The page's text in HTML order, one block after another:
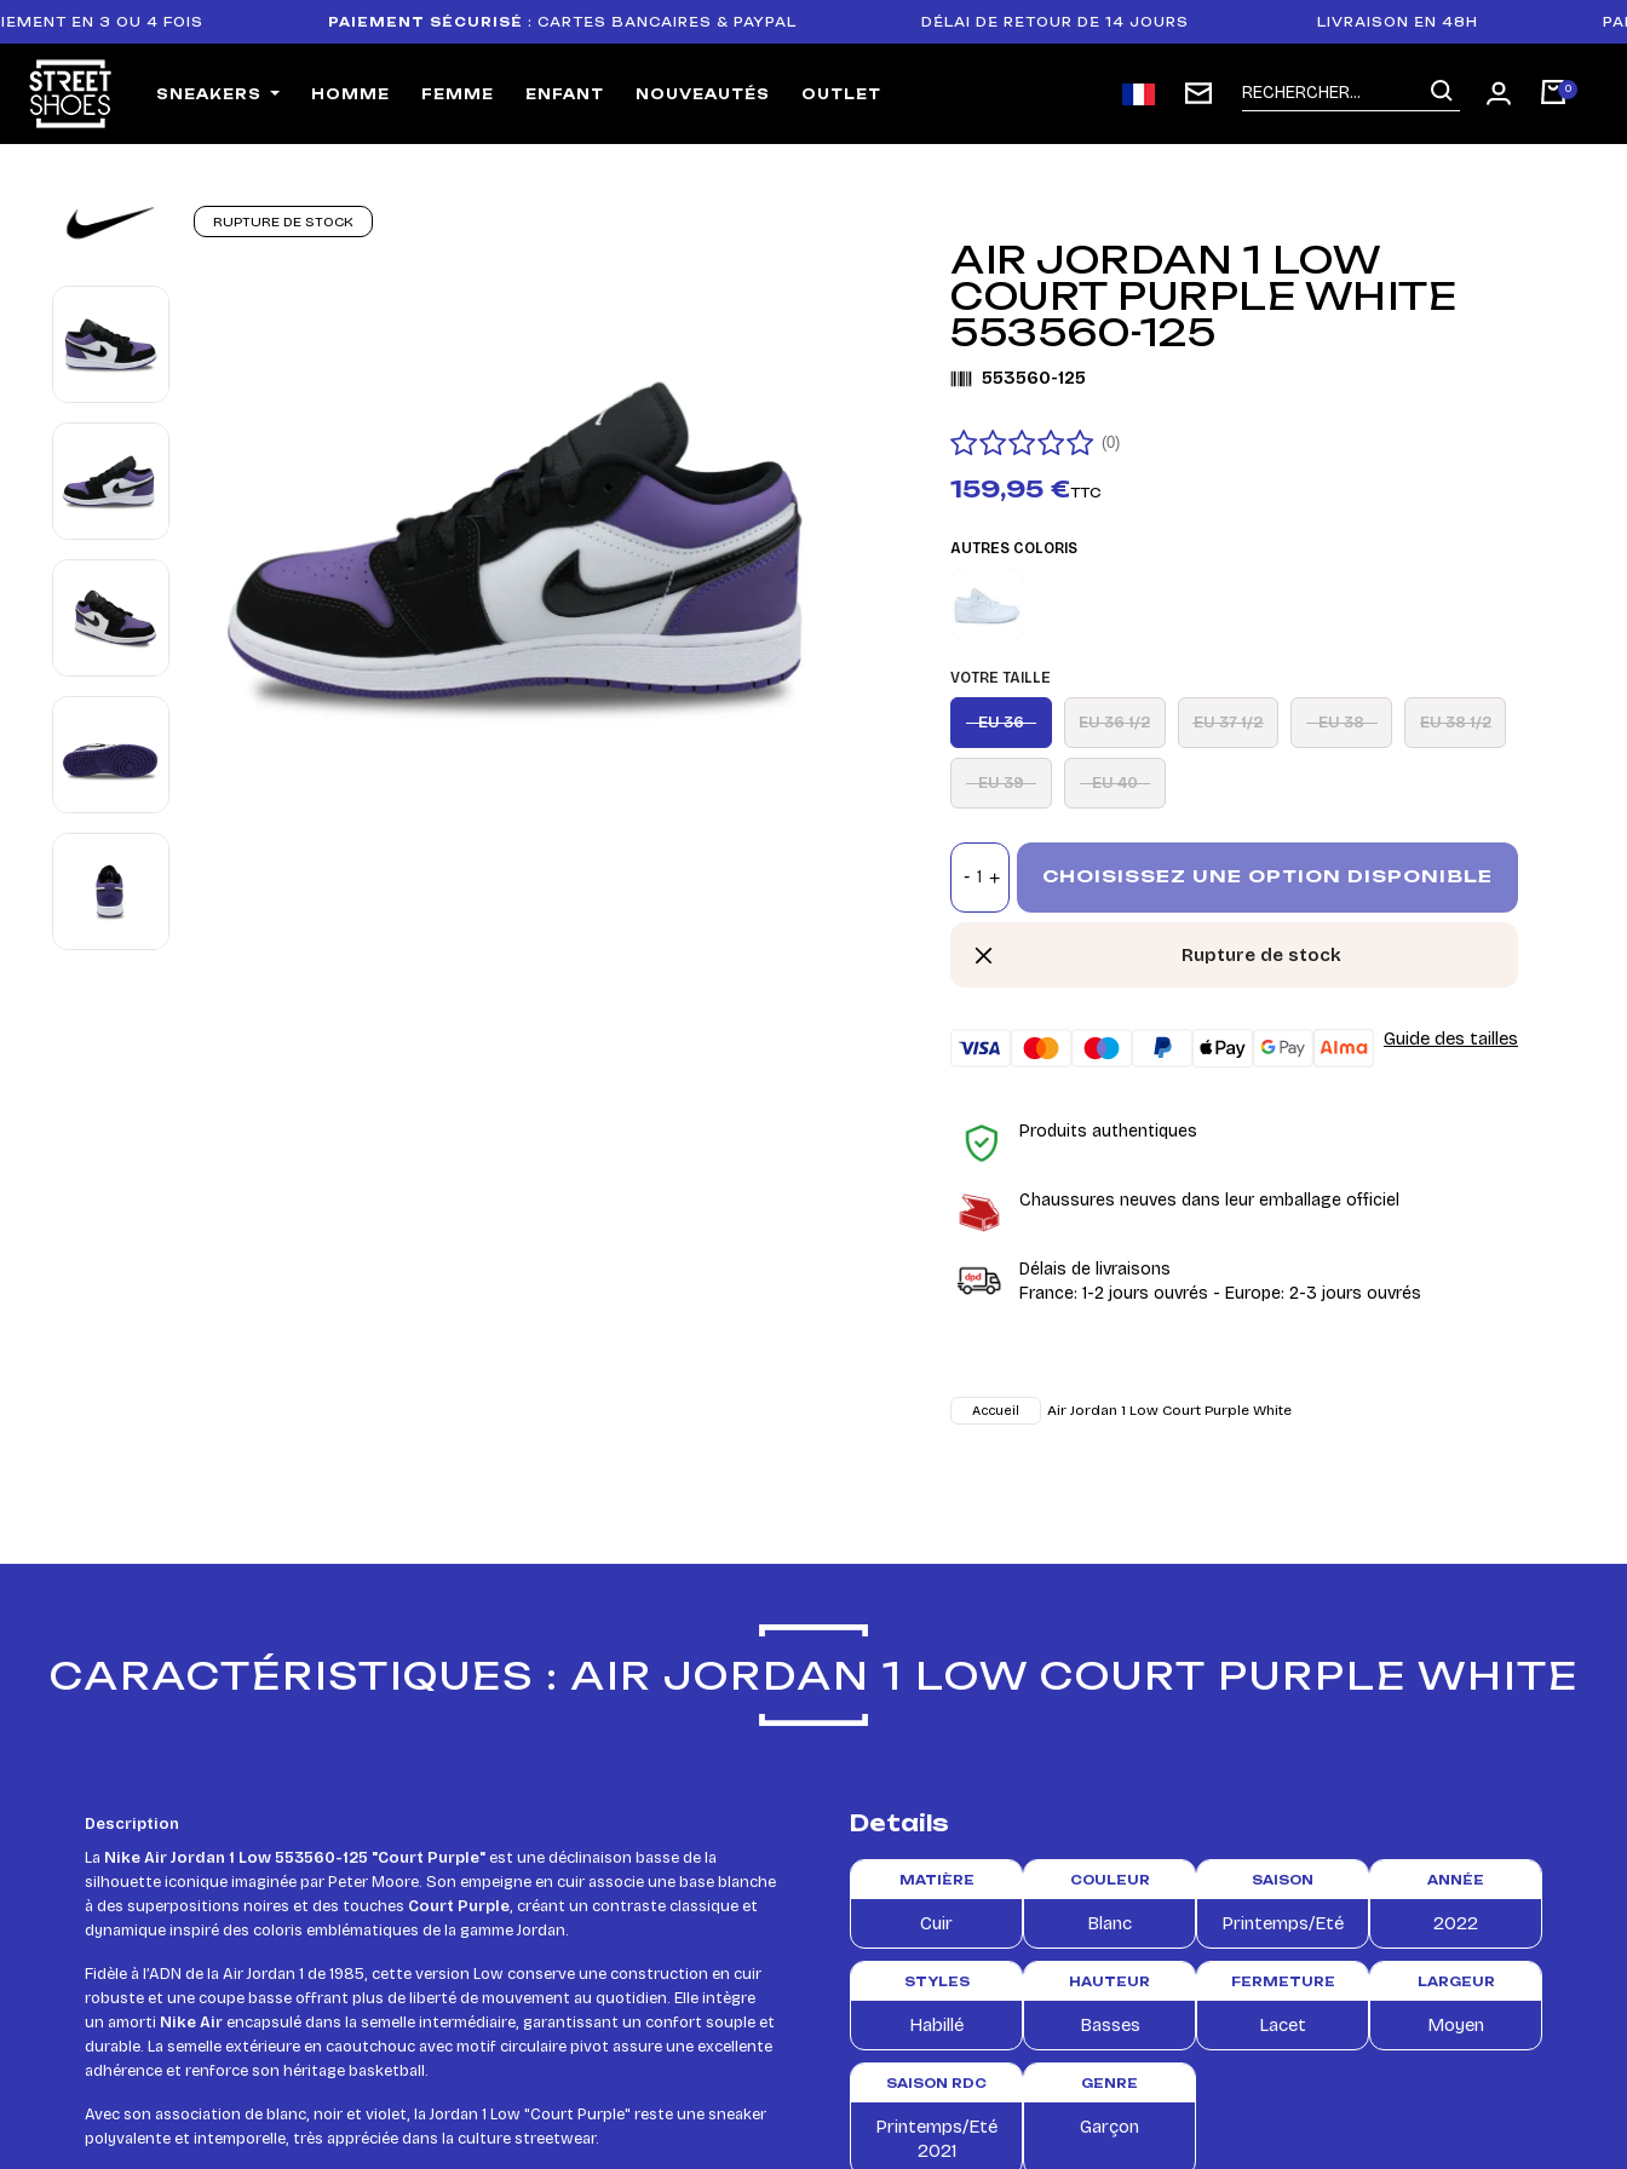
EN 3 OU 4 FOIS PAIEMENT SÉCURISÉ: CARTES BANCAIRES & PAYPAL DÉLAI DE RETOUR DE 14 JOURS LIVRAISON EN 48H
SNEAKERS HOMME FEMME ENFANT NOUVEAUTÉS OUTLET
RUPTURE DE STOCK
AIR JORDAN 1 LOW
COURT PURPLE WHITE
553560-125
553560-125
(0)
159,95 €TTC
AUTRES COLORIS
VOTRE TAILLE
EU 36 EU 36 1/2 EU 37 1/2 EU 38 EU 38 1/2
EU 39 EU 40
CHOISISSEZ UNE OPTION DISPONIBLE
Rupture de stock
Guide des tailles
Produits authentiques
Chaussures neuves dans leur emballage officiel
Délais de livraisons
France: 1-2 jours ouvrés - Europe: 2-3 jours ouvrés
Accueil Air Jordan 1 Low Court Purple White
CARACTÉRISTIQUES : AIR JORDAN 1 LOW COURT PURPLE WHITE
Description
La Nike Air Jordan 1 Low 553560-125 "Court Purple"est une déclinaison basse de la
silhouette iconique imaginée par Peter Moore. Son empeigne en cuir associe une base blanche
à des superpositions noires et des touches Court Purple, créant un contraste classique et
dynamique inspiré des coloris emblématiques de la gamme Jordan.
Fidèle à l’ADN de la Air Jordan 1 de 1985, cette version Low conserve une construction en cuir
robuste et une coupe basse offrant plus de liberté de mouvement au quotidien. Elle intègre
un amorti Nike Airencapsulé dans la semelle intermédiaire, garantissant un confort souple et
durable. La semelle extérieure en caoutchouc avec motif circulaire pivot assure une excellente
adhérence et renforce son héritage basketball.
Avec son association de blanc, noir et violet, la Jordan 1 Low "Court Purple" reste une sneaker
polyvalente et intemporelle, très appréciée dans la culture streetwear.
Details
MATIÈRE
Cuir
COULEUR
Blanc
SAISON
Printemps/Eté
ANNÉE
2022
STYLES
Habillé
HAUTEUR
Basses
FERMETURE
Lacet
LARGEUR
Moyen
SAISON RDC
Printemps/Eté
2021
GENRE
Garçon